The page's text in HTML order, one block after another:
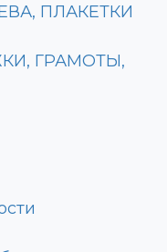
ПЛАКЕТКИ
ГРАМОТЫ,